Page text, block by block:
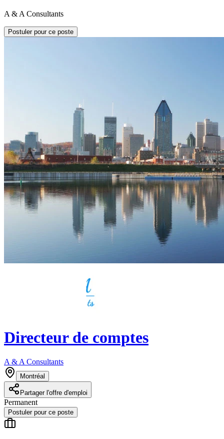
A & A Consultants
Postuler pour ce poste
Directeur de comptes
A & A Consultants
Montréal
Partager l'offre d'emploi
Permanent
Postuler pour ce poste